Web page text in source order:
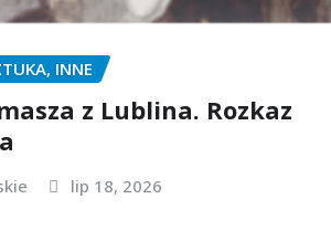
INNE
z Lublina. Rozkaz
lip 18, 2026